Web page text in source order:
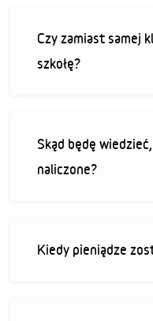
Czy zamiast samej
szkołę?
Skąd będę
naliczone?
Kiedy pieniądze